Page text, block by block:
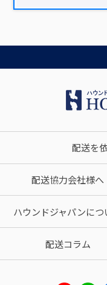
配送を
配送協力会社様へ
ハウンドジャパンにつ
配送コラム